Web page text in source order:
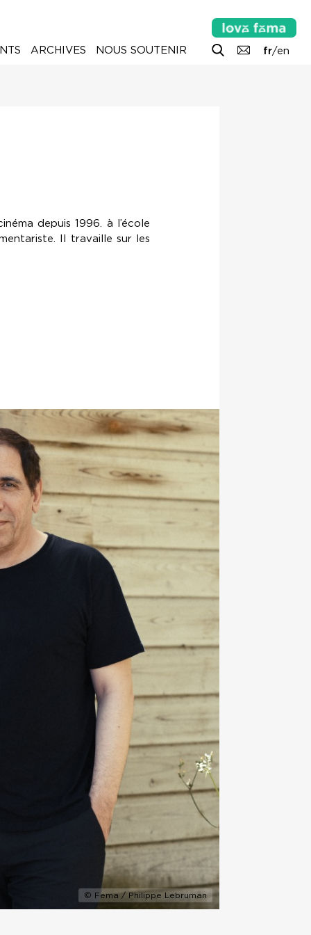
fr/en
ARCHIVES NOUS SOUTENIR
depuis 1996. à l’école
Il travaille sur les
© Fema / Philippe Lebruman